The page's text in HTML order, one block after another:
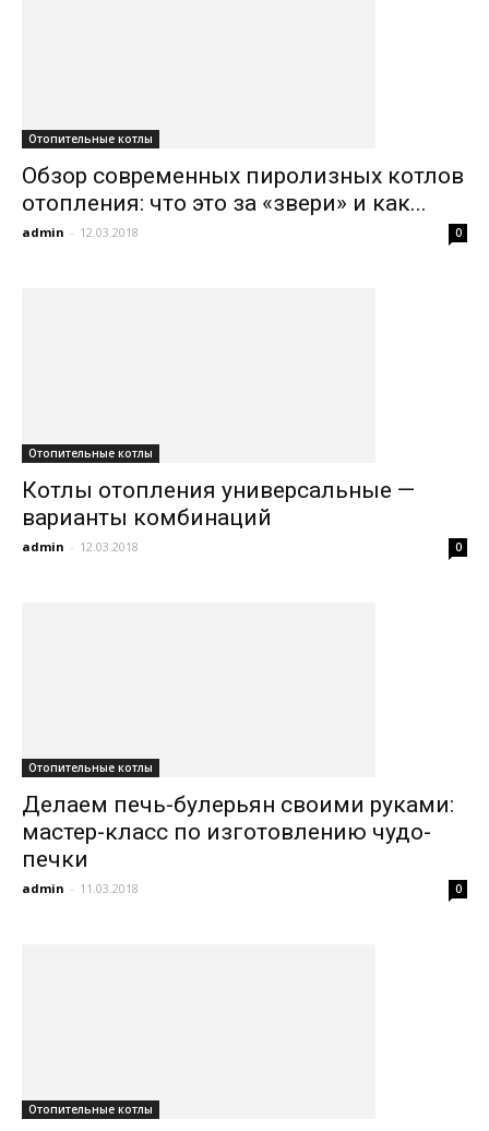
Отопительные котлы
Обзор современных пиролизных котлов
отопления: что это за «звери» и как...
admin - 12.03.2018 0
Отопительные котлы
Котлы отопления универсальные —
варианты комбинаций
admin - 12.03.2018 0
Отопительные котлы
Делаем печь-булерьян своими руками:
мастер-класс по изготовлению чудо-
печки
admin - 11.03.2018 0
Отопительные котлы